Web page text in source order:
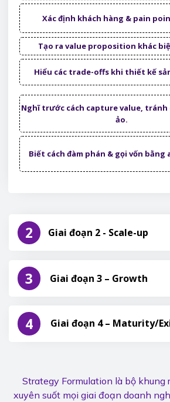
Giai đoạn 3 – Growth
3
Hiểu các trade-offs khi thiết kế
Xác định khách hàng & pain
Biết cách đàm phán & gọi vốn bằng
Tạo ra value proposition khác
Nghĩ trước cách capture value,
ảo.
Giai đoạn 2 - Scale-up
2
Giai đoạn 4 – Maturity/
4
Strategy Formulation là bộ khung
xuyên suốt mọi giai đoạn doanh